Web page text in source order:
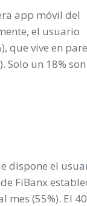
app móvil del
el usuario
que vive en
Solo un 18% son
dispone el
FiBanx
mes (55%). El